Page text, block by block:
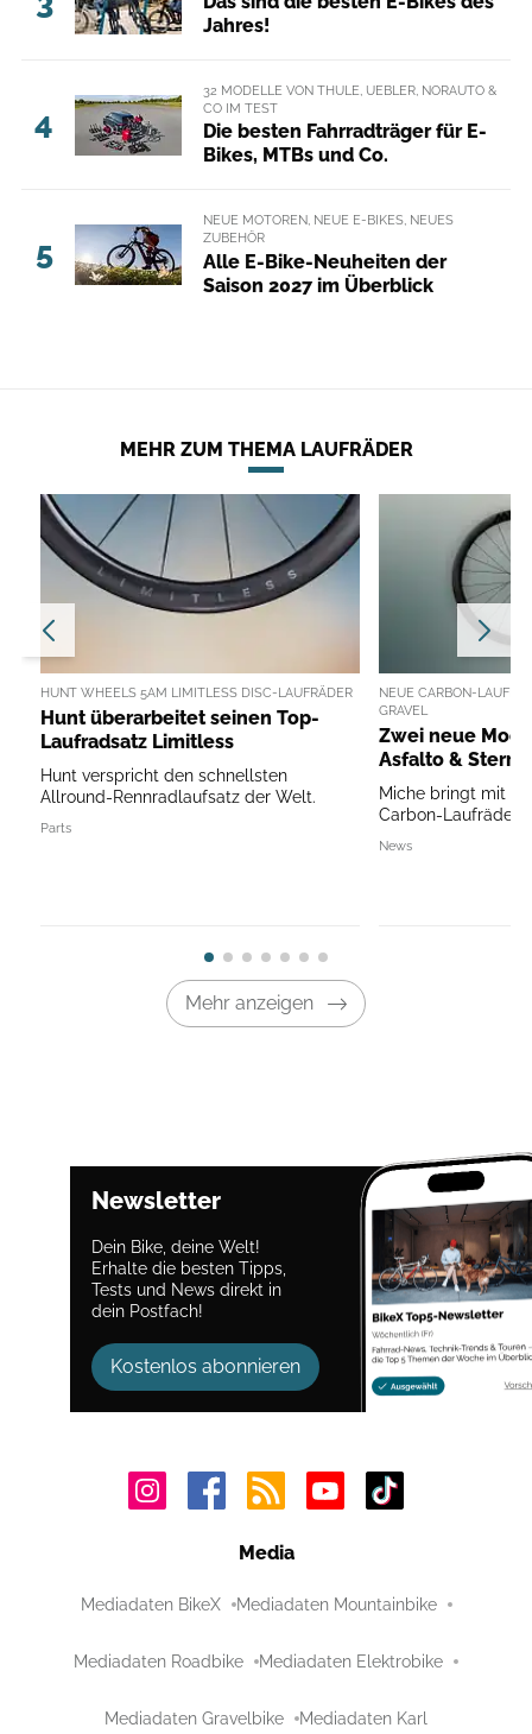
Jahres!
4
32 MODELLE VON THULE, UEBLER, NORAUTO &
CO IM TEST
Die besten Fahrradträger für E-
Bikes, MTBs und Co.
5
NEUE MOTOREN, NEUE E-BIKES, NEUES
ZUBEHÖR
Alle E-Bike-Neuheiten der
Saison 2027 im Überblick
MEHR ZUM THEMA LAUFRÄDER
HUNT WHEELS 5AM LIMITLESS DISC-LAUFRÄDER
Hunt überarbeitet seinen Top-
Laufradsatz Limitless
Hunt verspricht den schnellsten
Allround-Rennradlaufsatz der Welt.
Parts
NEUE CARBON-
RAVEL
Zwei neue
Asfalto &
Miche bringt mit
Carbon-Laufräder
News
Mehr anzeigen
Newsletter
Dein Bike, deine Welt!
Erhalte die besten Tipps,
Tests und News direkt in
dein Postfach!
Kostenlos abonnieren
Media
Mediadaten BikeX Mediadaten Mountainbike
Mediadaten Roadbike Mediadaten Elektrobike
Mediadaten Gravelbike Mediadaten Karl